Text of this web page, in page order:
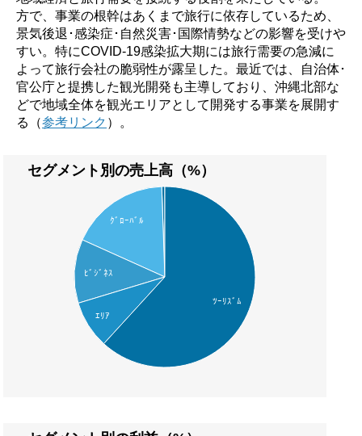
方で、事業の根幹はあくまで旅行に依存しているため、
景気後退･感染症･自然災害･国際情勢などの影響を受けや
すい。特にCOVID-19感染拡大期には旅行需要の急減に
よって旅行会社の脆弱性が露呈した。最近では、自治体･
官公庁と提携した観光開発も主導しており、沖縄北部な
どで地域全体を観光エリアとして開発する事業を展開す
る（参考リンク ）。
セグメント別の売上高（%）
ｸﾞﾛｰﾊﾞﾙ
ﾋﾞｼﾞﾈｽ
ｴﾘｱ
ﾂｰﾘｽﾞﾑ